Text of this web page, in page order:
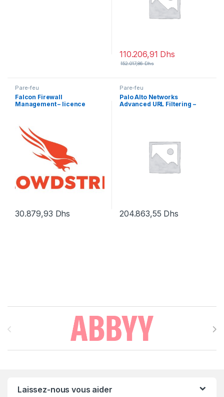
110.206,91 Dhs
152.017,86Dhs
Pare-feu
Falcon Firewall
Management – licence
30.879,93 Dhs
Pare-feu
Palo Alto Networks
Advanced URL Filtering –
204.863,55 Dhs
Brands Carousel
Laissez-nous vous aider